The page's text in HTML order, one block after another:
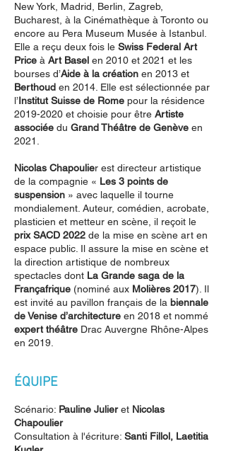
New York, Madrid, Berlin, Zagreb,
Bucharest, à la Cinémathèque à Toronto ou
encore au Pera Museum Musée à Istanbul.
Elle a reçu deux fois le Swiss Federal Art
Price à Art Basel en 2010 et 2021 et les
bourses d’Aide à la création en 2013 et
Berthoud en 2014. Elle est sélectionnée par
l’Institut Suisse de Rome pour la résidence
2019-2020 et choisie pour être Artiste
associée du Grand Théâtre de Genève en
2021.
Nicolas Chapoulier est directeur artistique
de la compagnie « Les 3 points de
suspension » avec laquelle il tourne
mondialement. Auteur, comédien, acrobate,
plasticien et metteur en scène, il reçoit le
prix SACD 2022 de la mise en scène art en
espace public. Il assure la mise en scène et
la direction artistique de nombreux
spectacles dont La Grande saga de la
Françafrique (nominé aux Molières 2017). Il
est invité au pavillon français de la biennale
de Venise d’architecture en 2018 et nommé
expert théâtre Drac Auvergne Rhône-Alpes
en 2019.
​ÉQUIPE
Scénario: Pauline Julieret Nicolas
Chapoulier
Consultation à l'écriture: Santi Fillol, Laetitia